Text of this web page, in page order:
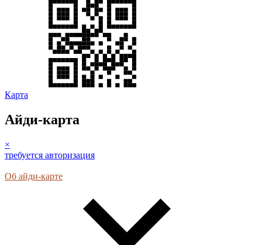
Карта
Айди-карта
×
требуется авторизация
Об айди-карте